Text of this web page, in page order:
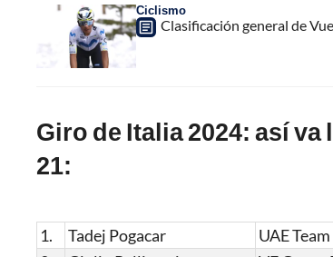
Ciclismo
Clasificación general de
Giro de Italia 2024: así
21:
1. Tadej Pogacar UAE